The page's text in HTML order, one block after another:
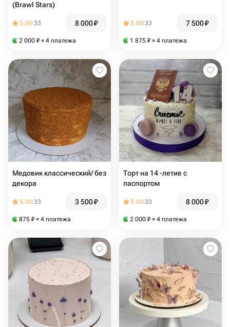
(Brawl Stars)
5.0033 8 000₽
2 000 ₽ × 4 платежа
5.0033 7 500₽
1 875 ₽ × 4 платежа
Медовик классический/ без
декора
5.0033 3 500₽
875 ₽ × 4 платежа
Торт на 14 -летие с
паспортом
5.0033 8 000₽
2 000 ₽ × 4 платежа